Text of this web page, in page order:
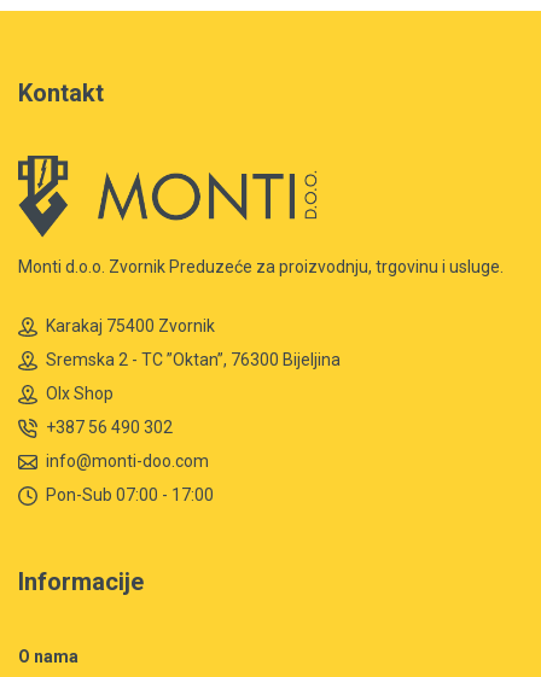
Kontakt
Monti d.o.o. Zvornik Preduzeće za proizvodnju, trgovinu i usluge.
Karakaj 75400 Zvornik
Sremska 2 - TC ”Oktan”, 76300 Bijeljina
Olx Shop
+387 56 490 302
info@monti-doo.com
Pon-Sub 07:00 - 17:00
Informacije
O nama